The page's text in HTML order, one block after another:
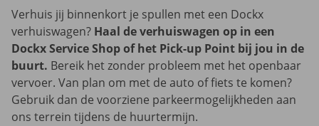
Verhuis jij binnenkort je spullen met een Dockx
verhuiswagen? Haal de verhuiswagen op in een
Dockx Service Shop of het Pick-up Point bij jou in de
buurt. Bereik het zonder probleem met het openbaar
vervoer. Van plan om met de auto of fiets te komen?
Gebruik dan de voorziene parkeermogelijkheden aan
ons terrein tijdens de huurtermijn.